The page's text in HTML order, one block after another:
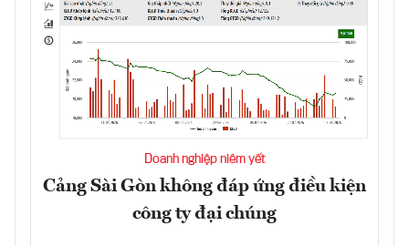
Doanh nghiệp niêm yết
Cảng Sài Gòn không đáp ứng điều kiện
công ty đại chúng